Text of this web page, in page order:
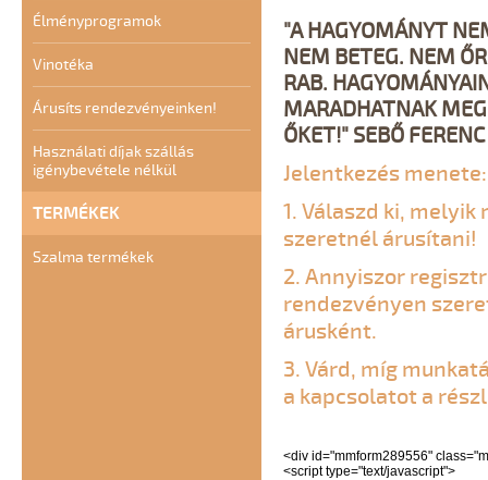
Élményprogramok
Vinotéka
Árusíts rendezvényeinken!
Használati díjak szállás
igénybevétele nélkül
TERMÉKEK
Szalma termékek
"A HAGYOMÁNYT
NEM BETEG. NEM
RAB.
MARADHATNAK
ŐKET!" SEBŐ FERENC
Jelentkezés
1. Válaszd ki,
szeretnél árusítani!
2. Annyiszor
rendezvényen
árusként.
3. Várd, míg
a kapcsolatot a
<div id="mmform289556"
<script type="text/javascript">